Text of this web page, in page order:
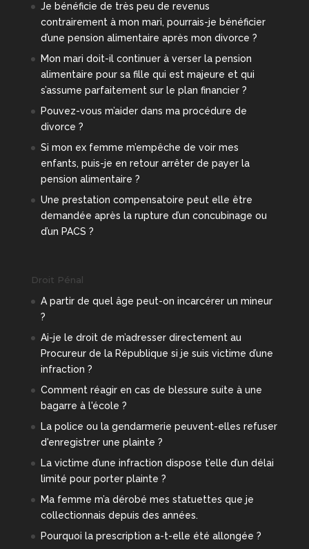
Je bénéficie de très peu de revenus
contrairement à mon mari, pourrais-je bénéficier
d’une pension alimentaire après mon divorce ?
Mon mari doit-il continuer à verser la pension
alimentaire pour sa fille qui est majeure et qui
s’assume parfaitement sur le plan financier ?
Pouvez-vous m’aider dans ma procédure de
divorce ?
Si mon ex femme m’empêche de voir mes
enfants, puis-je en retour arrêter de payer la
pension alimentaire ?
Une prestation compensatoire peut elle être
demandée après la rupture d’un concubinage ou
d’un PACS ?
Droit Pénal
A partir de quel âge peut-on incarcérer un mineur
?
Ai-je le droit de m’adresser directement au
Procureur de la République si je suis victime d’une
infraction ?
Comment réagir en cas de blessure suite à une
bagarre à l'école ?
La police ou la gendarmerie peuvent-elles refuser
d'enregistrer une plainte ?
La victime d’une infraction dispose t’elle d’un délai
limité pour porter plainte ?
Ma femme m’a dérobé mes statuettes que je
collectionnais depuis des années.
Pourquoi la prescription a-t-elle été allongée ?